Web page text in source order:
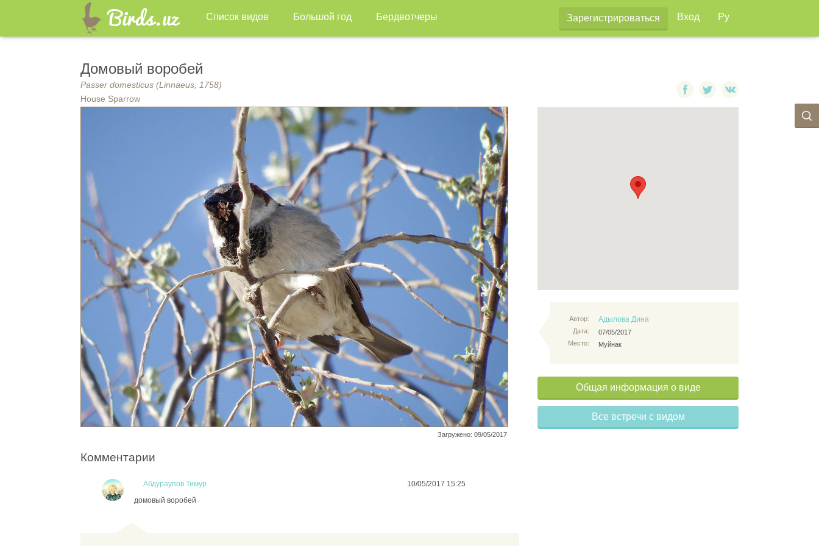
Список видов Большой год Бердвотчеры Зарегистрироваться Вход Ру
Домовый воробей
Passer domesticus (Linnaeus, 1758)
House Sparrow
Загружено: 09/05/2017
Автор:
Дата:
Место:
Адылова Дина
07/05/2017
Муйнак
Общая информация о виде
Все встречи с видом
Комментарии
Абдураупов Тимур
10/05/2017 15:25
домовый воробей